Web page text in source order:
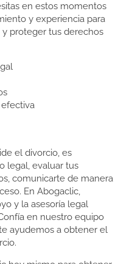
en estos momentos
y experiencia para
proteger tus derechos
efectiva
el divorcio, es
legal, evaluar tus
comunicarte de manera
En Abogaclic,
y la asesoría legal
en nuestro equipo
ayudemos a obtener el